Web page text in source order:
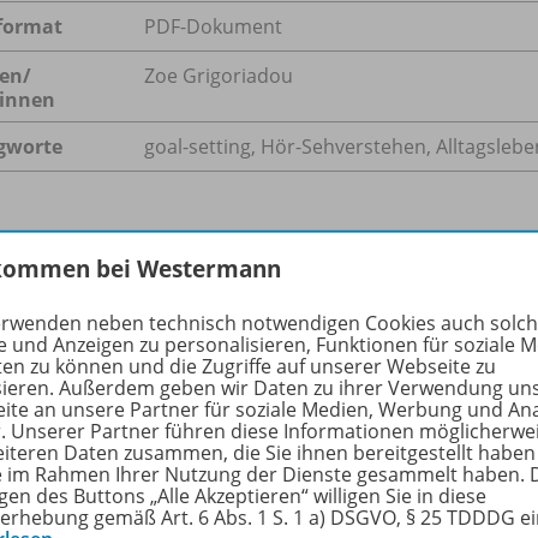
PDF-Dokument
Zoe Grigoriadou
goal-setting, Hör-Sehverstehen,
the content of the first scene of One Small
how the protagonist achieves her big goal. They create
present their ideas in class.
bei Westermann
neben technisch notwendigen Cookies auch
und Anzeigen zu personalisieren, Funktionen für soziale
zu können und die Zugriffe auf unserer Webseite zu
Außerdem geben wir Daten zu ihrer Verwendung
an unsere Partner für soziale Medien, Werbung und
Unserer Partner führen diese Informationen
Daten zusammen, die Sie ihnen bereitgestellt
im Rahmen Ihrer Nutzung der Dienste gesammelt haben.
des Buttons „Alle Akzeptieren“ willigen Sie in diese
gemäß Art. 6 Abs. 1 S. 1 a) DSGVO, § 25 TDDDG